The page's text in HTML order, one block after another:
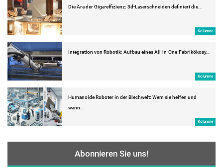
Die Ära der Giga-effizienz: 3d-Laserschneiden definiert die…
Kolumne
Integration von Robotik: Aufbau eines All-in-One-Fabrikökosy…
Kolumne
Humanoide Roboter in der Blechwelt: Wem sie helfen und
wann…
Kolumne
Abonnieren Sie uns!